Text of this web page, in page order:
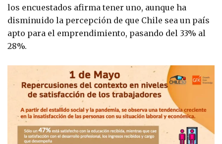
los encuestados afirma tener uno, aunque ha
disminuido la percepción de que Chile sea un país
apto para el emprendimiento, pasando del 33% al
28%.